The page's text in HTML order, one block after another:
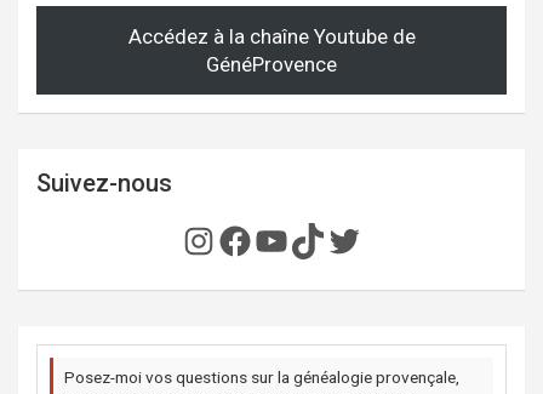
Accédez à la chaîne Youtube de
GénéProvence
Suivez-nous
Instagram
Facebook
YouTube
TikTok
Twitter
Posez-moi vos questions sur la généalogie provençale,